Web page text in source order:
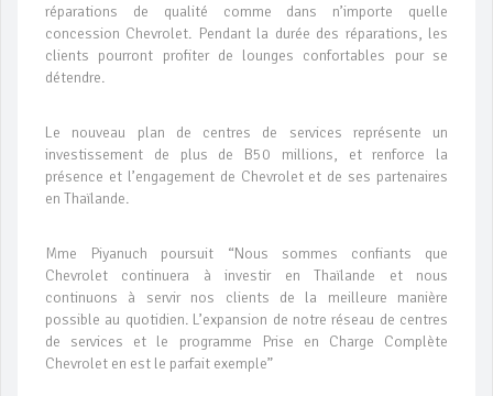
réparations de qualité comme dans n’importe quelle
concession Chevrolet. Pendant la durée des réparations, les
clients pourront profiter de lounges confortables pour se
détendre.
Le nouveau plan de centres de services représente un
investissement de plus de B50 millions, et renforce la
présence et l’engagement de Chevrolet et de ses partenaires
en Thaïlande.
Mme Piyanuch poursuit “Nous sommes confiants que
Chevrolet continuera à investir en Thaïlande et nous
continuons à servir nos clients de la meilleure manière
possible au quotidien. L’expansion de notre réseau de centres
de services et le programme Prise en Charge Complète
Chevrolet en est le parfait exemple”